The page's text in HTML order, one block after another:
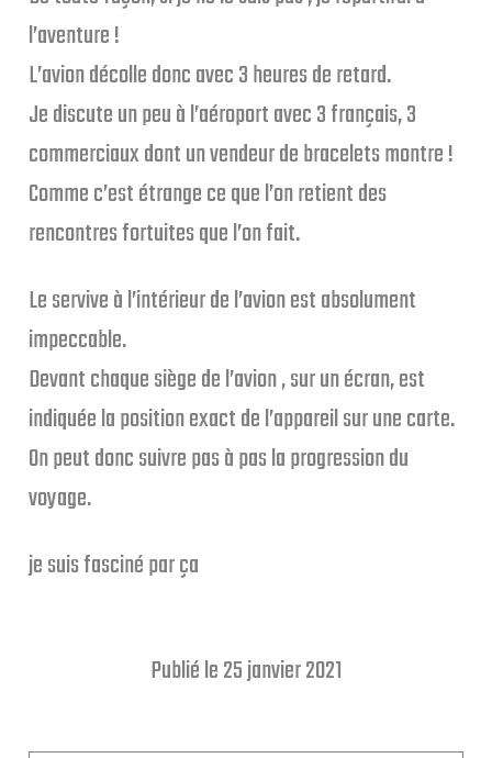
l’aventure !
L’avion décolle donc avec 3 heures de retard.
Je discute un peu à l’aéroport avec 3 français, 3
commerciaux dont un vendeur de bracelets montre !
Comme c’est étrange ce que l’on retient des
rencontres fortuites que l’on fait.
Le servive à l’intérieur de l’avion est absolument
impeccable.
Devant chaque siège de l’avion , sur un écran, est
indiquée la position exact de l’appareil sur une carte.
On peut donc suivre pas à pas la progression du
voyage.
je suis fasciné par ça
Publié le 25 janvier 2021